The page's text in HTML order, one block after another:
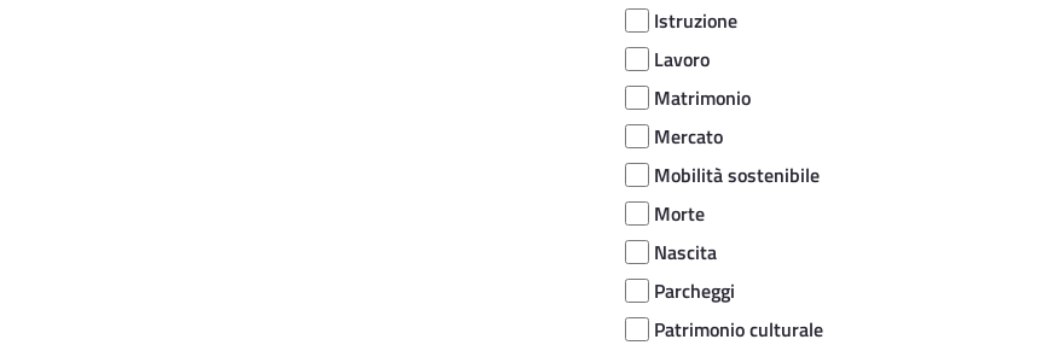
Istruzione
Lavoro
Matrimonio
Mercato
Mobilità sostenibile
Morte
Nascita
Parcheggi
Patrimonio culturale